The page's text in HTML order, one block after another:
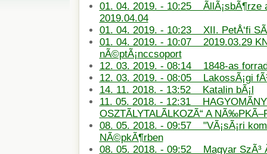
01. 04. 2019. - 10:25 ÃllÃ¡sbÃ¶rze
2019.04.04
01. 04. 2019. - 10:23 XII. PetÅ‘fi
01. 04. 2019. - 10:07 2019.03.29
nÃ©ptÃ¡nccsoport
12. 03. 2019. - 08:14 1848-as
12. 03. 2019. - 08:05 LakossÃ¡gi
14. 11. 2018. - 13:52 Katalin bÃ¡l
11. 05. 2018. - 12:31
OSZTÃLYTALÃLKOZÃ“ A
08. 05. 2018. - 09:57 "VÃ¡sÃ¡ri
NÃ©pkÃ¶rben
08. 05. 2018. - 09:52 Magyar SzÃ³